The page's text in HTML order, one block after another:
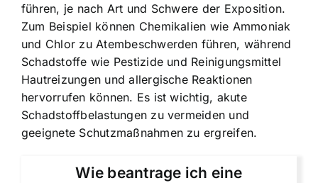
führen, je nach Art und Schwere der Exposition.
Zum Beispiel können Chemikalien wie Ammoniak
und Chlor zu Atembeschwerden führen, während
Schadstoffe wie Pestizide und Reinigungsmittel
Hautreizungen und allergische Reaktionen
hervorrufen können. Es ist wichtig, akute
Schadstoffbelastungen zu vermeiden und
geeignete Schutzmaßnahmen zu ergreifen.
Wie beantrage ich eine